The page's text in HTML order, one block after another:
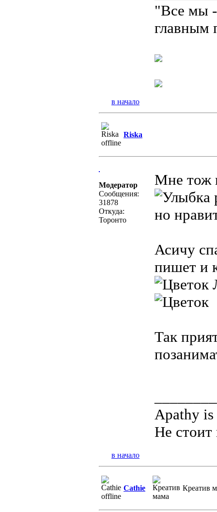
"Все мы -
главным
в начало
Riska
Модератор
Сообщения:
31878
Откуда:
Торонто
Мне тож
но
Асичу
пишет и
Так
Apathy
Не стоит
в начало
Cathie Креатив